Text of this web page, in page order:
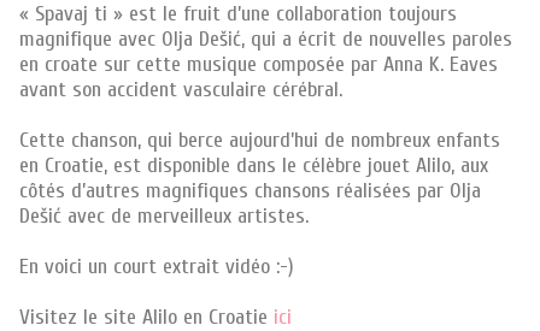
« Spavaj ti » est le fruit d’une collaboration toujours
magnifique avec Olja Dešić, qui a écrit de nouvelles paroles
en croate sur cette musique composée par Anna K. Eaves
avant son accident vasculaire cérébral.
Cette chanson, qui berce aujourd’hui de nombreux enfants
en Croatie, est disponible dans le célèbre jouet Alilo, aux
côtés d’autres magnifiques chansons réalisées par Olja
Dešić avec de merveilleux artistes.
En voici un court extrait vidéo :-)
Visitez le site Alilo en Croatie ici